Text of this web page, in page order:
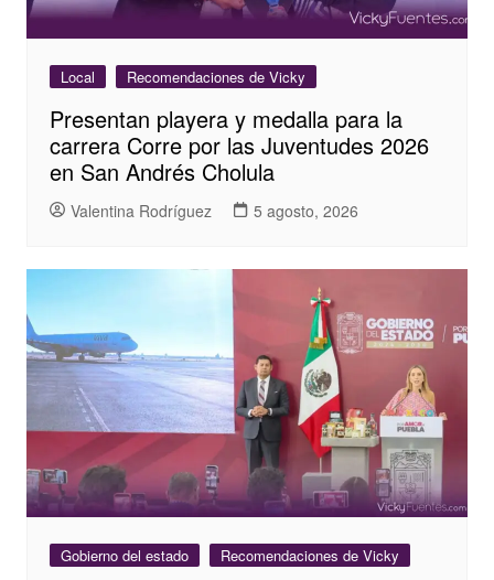
Local Recomendaciones de Vicky
Presentan playera y medalla para la
carrera Corre por las Juventudes 2026
en San Andrés Cholula
Valentina Rodríguez 5 agosto, 2026
Gobierno del estado Recomendaciones de Vicky